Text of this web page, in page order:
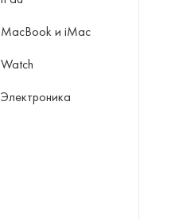
MacBook и iMac
Watch
Электроника